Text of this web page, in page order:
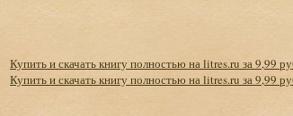
Купить и скачать книгу полностью на litres.ru за 9,99
Купить и скачать книгу полностью на litres.ru за 9,99